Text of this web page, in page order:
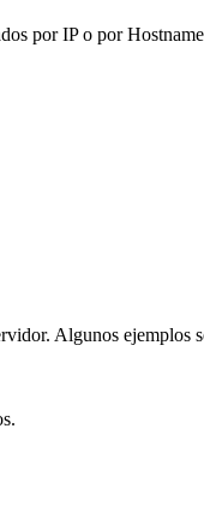
por IP o por
Algunos